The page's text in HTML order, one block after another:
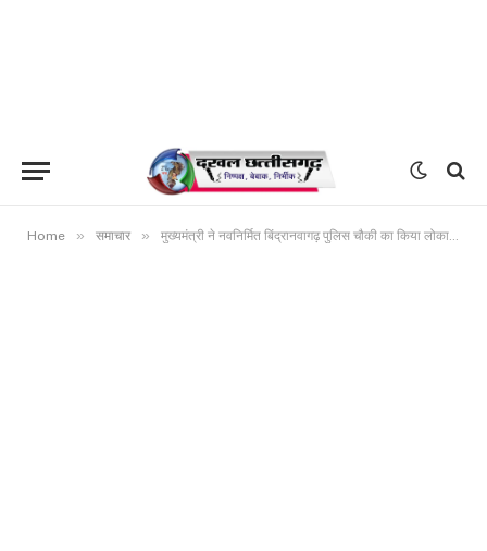
Home » समाचार » मुख्यमंत्री ने नवनिर्मित बिंद्रानवागढ़ पुलिस चौकी का किया लोकार्पण